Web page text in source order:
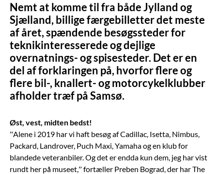
Nemt at komme til fra både Jylland og
Sjælland, billige færgebilletter det meste
af året, spændende besøgssteder for
teknikinteresserede og dejlige
overnatnings- og spisesteder. Det er en
del af forklaringen på, hvorfor flere og
flere bil-, knallert- og motorcykelklubber
afholder træf på Samsø.
Øst, vest, midten bedst!
”Alene i 2019 har vi haft besøg af Cadillac, Isetta, Nimbus,
Packard, Landrover, Puch Maxi, Yamaha og en klub for
blandede veteranbiler. Og det er endda kun dem, jeg har vist
rundt her på museet,” fortæller Preben Bograd, der har The